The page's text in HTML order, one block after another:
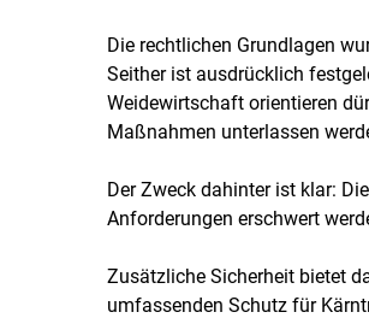
Die rechtlichen Grundlagen
Seither ist ausdrücklich
Weidewirtschaft orientieren
Maßnahmen unterlassen
Der Zweck dahinter ist klar:
Anforderungen erschwert
Zusätzliche Sicherheit bietet
umfassenden Schutz für